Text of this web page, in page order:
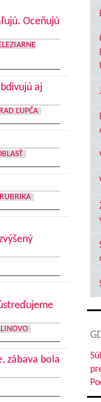
Oceňujú
aj
ĽUPČA
zábava bola